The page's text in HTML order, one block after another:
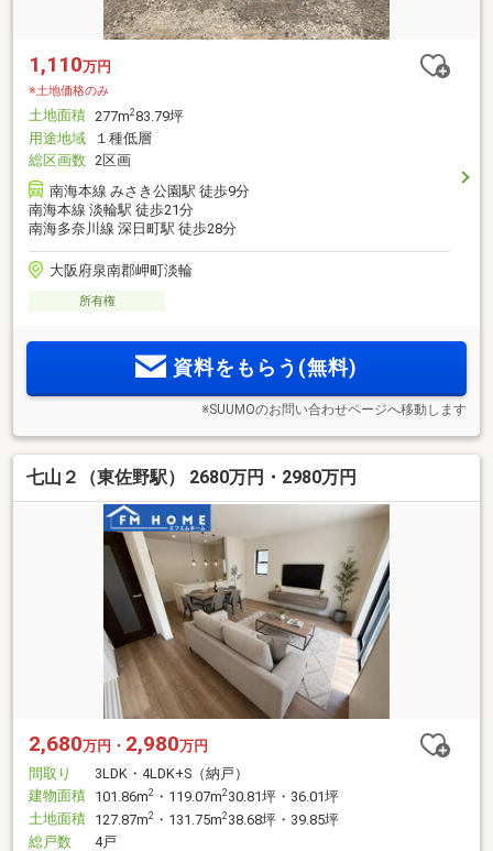
1,110万円
※土地価格のみ
土地面積 277m283.79坪
用途地域
１種低層
総区画数 2区画
南海本線 みさき公園駅 徒歩9分
南海本線 淡輪駅 徒歩21分
南海多奈川線 深日町駅 徒歩28分
大阪府泉南郡岬町淡輪
所有権
資料をもらう(無料)
※SUUMOのお問い合わせページへ移動します
七山２（東佐野駅） 2680万円・2980万円
2,680万円・ 2,980万円
間取り
3LDK・4LDK+S（納戸）
建物面積 101.86m2 ・119.07m2 30.81坪・36.01坪
土地面積 127.87m2 ・131.75m2 38.68坪・39.85坪
総戸数
4戸